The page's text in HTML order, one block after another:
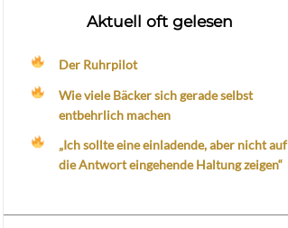
Aktuell oft gelesen
Der Ruhrpilot
Wie viele Bäcker sich gerade selbst
entbehrlich machen
„Ich sollte eine einladende, aber nicht auf
die Antwort eingehende Haltung zeigen“